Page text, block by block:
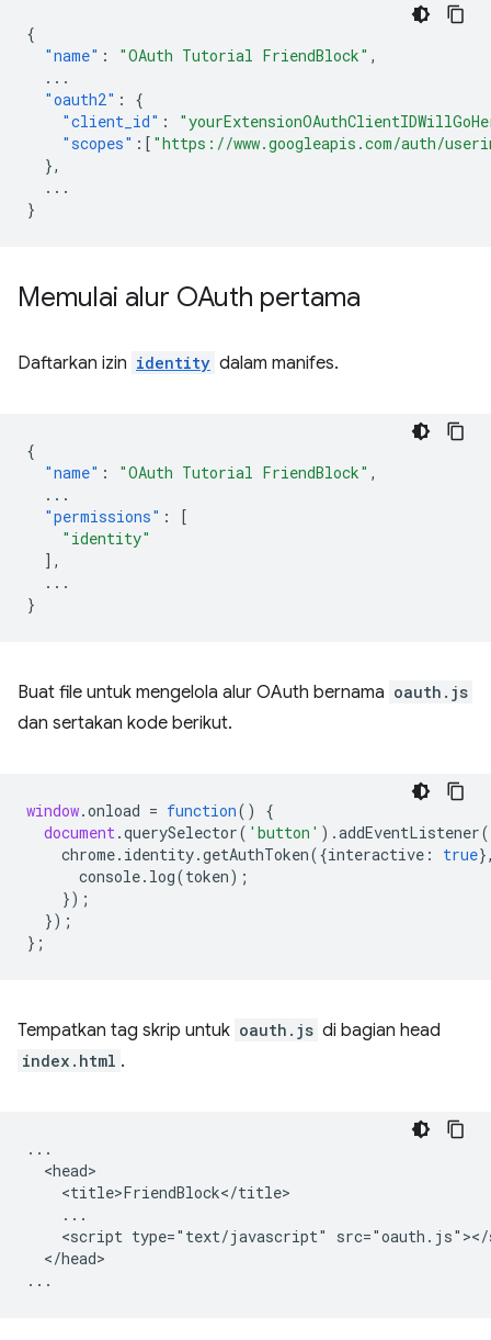
{
"name" : "OAuth Tutorial FriendBlock" ,
...
"oauth2" :
{
"client_id" :
"scopes" :[ "https://www.googleapis.com/auth/
},
...
}
Memulai alur OAuth pertama
Daftarkan izin identity dalam manifes.
{
"name" : "OAuth Tutorial FriendBlock" ,
...
"permissions" :
[
"identity"
],
...
}
Buat file untuk mengelola alur OAuth bernama oauth.js
dan sertakan kode berikut.
window.onload = function()
{
document.querySelector( 'button' ).addEventListener(
chrome. identity.getAuthToken({interactive : true
console. log(token);
});
});
};
Tempatkan tag skrip untuk oauth.js di bagian head
index.html .
...
  <head>
    <title>FriendBlock</title>
    ...
<script type="text/javascript"
  </head>